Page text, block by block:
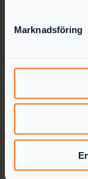
Marknadsföring
För
Utdelning Online
Artiklar
Följ oss på